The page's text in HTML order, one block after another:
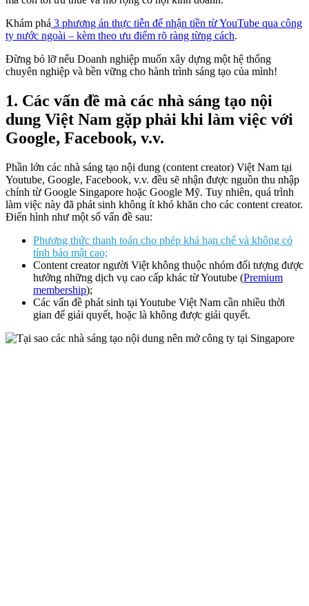
Khám phá 3 phương án thực tiễn để nhận tiền từ YouTube qua công
ty nước ngoài – kèm theo ưu điểm rõ ràng từng cách.
Đừng bỏ lỡ nếu Doanh nghiệp muốn xây dựng một hệ thống
chuyên nghiệp và bền vững cho hành trình sáng tạo của mình!
1. Các vấn đề mà các nhà sáng tạo nội
dung Việt Nam gặp phải khi làm việc với
Google, Facebook, v.v.
Phần lớn các nhà sáng tạo nội dung (content creator) Việt Nam tại
Youtube, Google, Facebook, v.v. đều sẽ nhận được nguồn thu nhập
chính từ Google Singapore hoặc Google Mỹ. Tuy nhiên, quá trình
làm việc này đã phát sinh không ít khó khăn cho các content creator.
Điển hình như một số vấn đề sau:
Phương thức thanh toán cho phép khá hạn chế và không có
tính bảo mật cao;
Content creator người Việt không thuộc nhóm đối tượng được
hưởng những dịch vụ cao cấp khác từ Youtube (Premium
membership);
Các vấn đề phát sinh tại Youtube Việt Nam cần nhiều thời
gian để giải quyết, hoặc là không được giải quyết.